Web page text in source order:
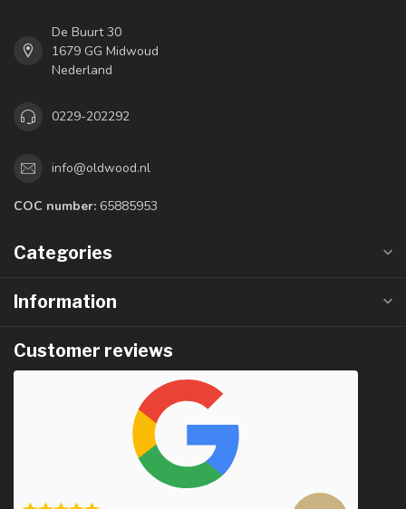
De Buurt 30
1679 GG Midwoud
Nederland
0229-202292
info@oldwood.nl
COC number: 65885953
Categories
Information
Customer reviews